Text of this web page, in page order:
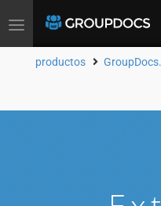
Toggle
productos